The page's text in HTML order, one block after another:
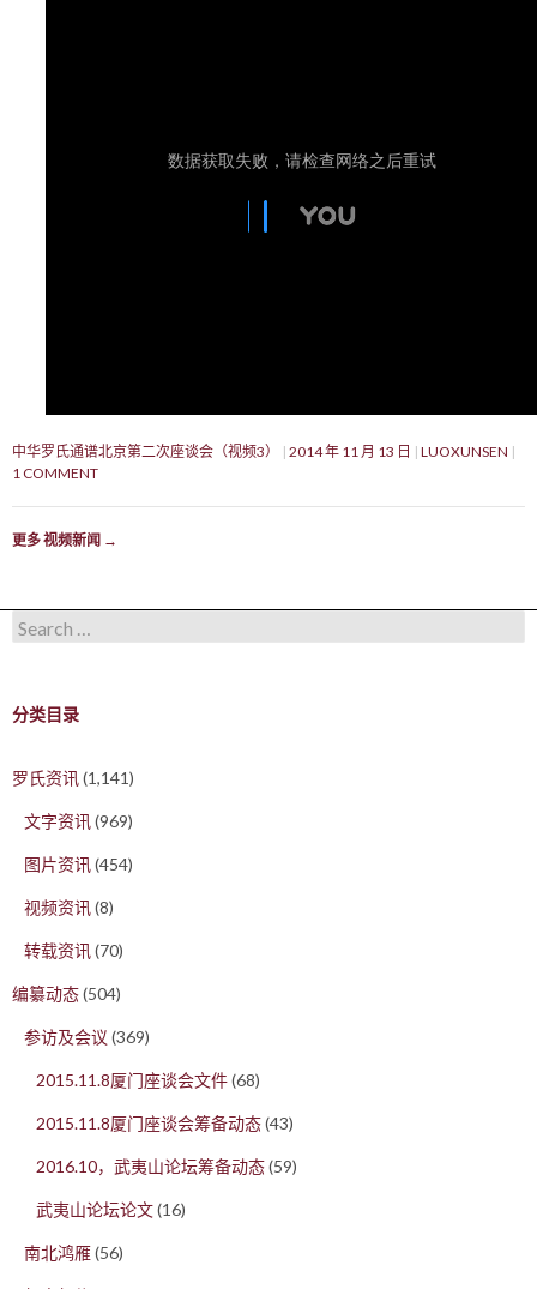
中华罗氏通谱北京第二次座谈会（视频3） 2014 年 11 月 13 日
LUOXUNSEN
1 COMMENT
更多 视频新闻 →
Search for:
分类目录
罗氏资讯(1,141)
文字资讯(969)
图片资讯(454)
视频资讯(8)
转载资讯(70)
编纂动态(504)
参访及会议 (369)
2015.11.8厦门座谈会文件(68)
2015.11.8厦门座谈会筹备动态(43)
2016.10，武夷山论坛筹备动态(59)
武夷山论坛论文(16)
南北鸿雁(56)